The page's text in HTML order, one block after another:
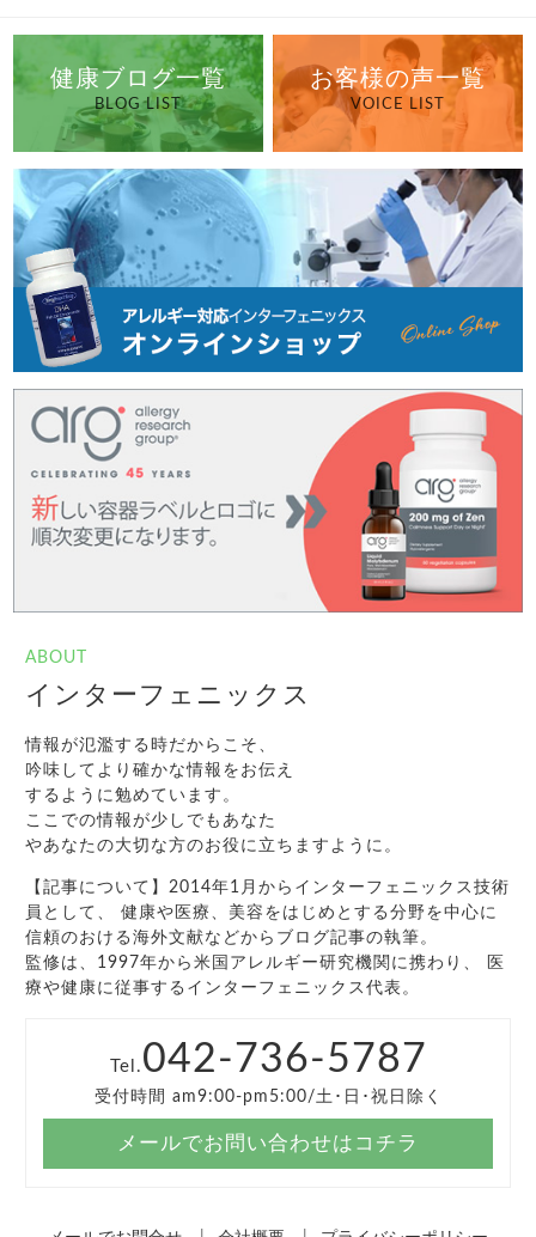
健康ブログ一覧
BLOG LIST
お客様の声一覧
VOICE LIST
ABOUT
インターフェニックス
情報が氾濫する時だからこそ、
吟味してより確かな情報をお伝え
するように勉めています。
ここでの情報が少しでもあなた
やあなたの大切な方のお役に立ちますように。
【記事について】2014年1月からインターフェニックス技術
員として、 健康や医療、美容をはじめとする分野を中心に
信頼のおける海外文献などからブログ記事の執筆。
監修は、1997年から米国アレルギー研究機関に携わり、 医
療や健康に従事するインターフェニックス代表。
Tel. 042-736-5787
受付時間 am9:00-pm5:00/土･日･祝日除く
メールでお問い合わせはコチラ